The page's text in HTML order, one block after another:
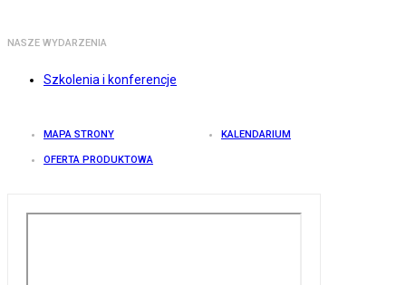
NASZE WYDARZENIA
Szkolenia i konferencje
MAPA STRONY KALENDARIUM
OFERTA PRODUKTOWA